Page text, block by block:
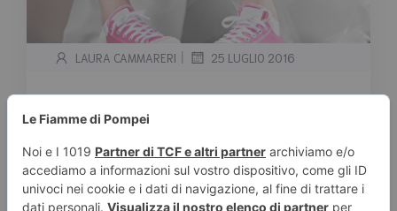
LAURA CAMMARERI | 25 LUGLIO 2016
Nuove uscite Rizzoli – A luglio
festeggiamo il compleanno di
Youfeel!
Tempo stimato di lettura:7 minuti